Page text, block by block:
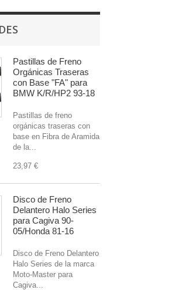
Pastillas de Freno
Orgánicas Traseras
con Base "FA" para
BMW K/R/HP2 93-18
Pastillas de freno
orgánicas traseras con
base en Fibra de Aramida
de la...
23,97 €
Disco de Freno
Delantero Halo Series
para Cagiva 90-
05/Honda 81-16
Disco de Freno Delantero
Halo Series de la marca
Moto-Master para
Cagiva...